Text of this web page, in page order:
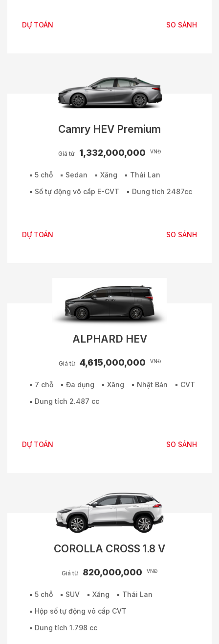
DỰ TOÁN SO SÁNH
Camry HEV Premium
Giá từ 1,332,000,000 VNĐ
5 chỗ Sedan Xăng
Thái Lan
Số tự động vô cấp E-CVT
Dung tích 2487cc
DỰ TOÁN SO SÁNH
ALPHARD HEV
Giá từ 4,615,000,000 VNĐ
7 chỗ Đa dụng Xăng Nhật Bản
CVT
Dung tích 2.487 cc
DỰ TOÁN SO SÁNH
COROLLA CROSS 1.8 V
Giá từ 820,000,000 VNĐ
5 chỗ SUV Xăng
Thái Lan
Hộp số tự động vô cấp CVT
Dung tích 1.798 cc